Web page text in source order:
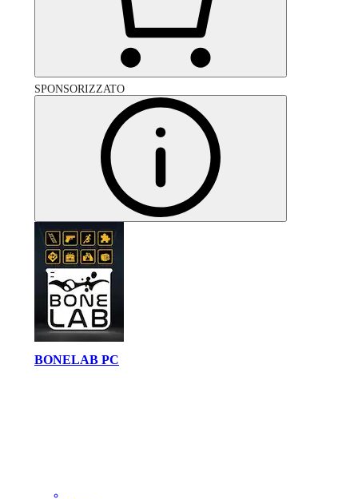
SPONSORIZZATO
BONELAB PC